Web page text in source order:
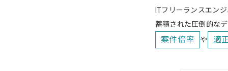
ITフリーランスエン
蓄積された圧倒的な
案件倍率 や 適